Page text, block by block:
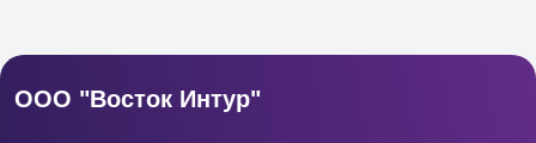
ООО "Восток Интур"